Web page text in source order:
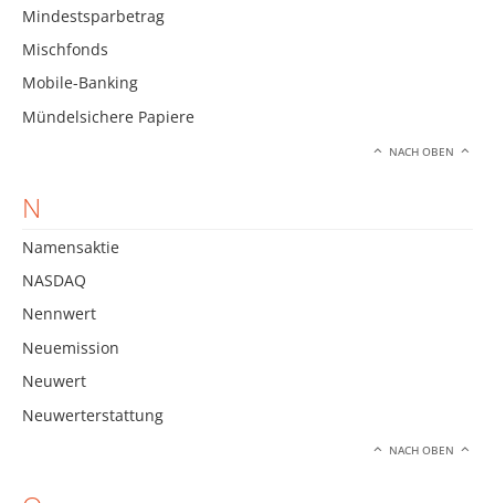
Mindestsparbetrag
Mischfonds
Mobile-Banking
Mündelsichere Papiere
NACH OBEN
N
Namensaktie
NASDAQ
Nennwert
Neuemission
Neuwert
Neuwerterstattung
NACH OBEN